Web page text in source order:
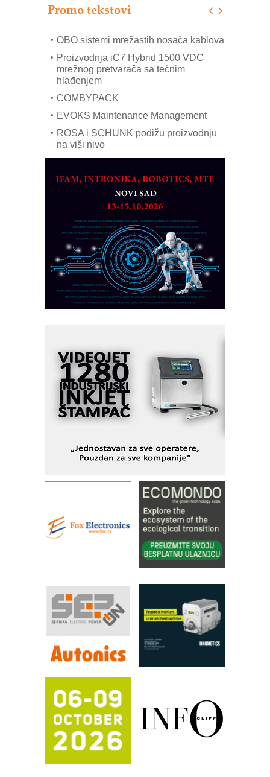
Promo tekstovi
Mitutoyo Crysta-Apex V PLUS: Nova
OBO sistemi mrežastih nosača kablova
Proizvodnja iC7 Hybrid 1500 VDC
mrežnog pretvarača sa tečnim
hlađenjem
COMBYPACK
EVOKS Maintenance Management
ROSA i SCHUNK podižu proizvodnju
na viši nivo
MAREX - Lim i mašine za savremena
Marcom-plast d.o.o.- vaš pouzdan
partner
CTO - Prilagodite svoju toplinsku
obradu!
Razvoj asortimanskog pravca MINI-
PLC AKYTEC
AUKOM: Svetski standard metrologije
dostupan u Srbiji
I.SAFE MOBILE revolucioniše
industrijsku automatizaciju
pionirskimmobile operator PANEL-OM
Fleksibilno stezanje i brzo
podešavanje u proizvodnji prototipova
KIP KOP – napredna rešenja za
objekte
Alba d.o.o. – 35 godina preciznosti u
IBeRTIM - oprema za ispitivanje
kontrole kvaliteta
STAUFF – Komponente koje
povećavaju pouzdanost hidrauličkih
pouzdanost u transferu fluida
Filtration Group Industrial – Napredna
rešenja za filtraciju u hidrauličkim i
procesnim sistemima
RILINEX kompanije Rittal
FANUC: Najbolje za vašu pametnu
Efikasno upravljanje energijom
Automatizacija pakovanja · Display
(Shelf-Ready) omotnice
Potpuna efikasnost bez složenih
sistema
Trajna oznaka kao dugoročna korist